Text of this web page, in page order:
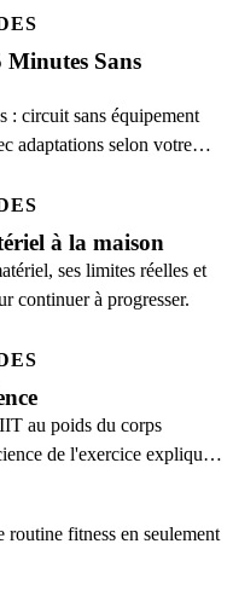
Sans
: circuit sans équipement
adaptations selon votre
à la maison
ses limites réelles et
continuer à progresser.
au poids du corps
de l'exercice explique
routine fitness en seulement